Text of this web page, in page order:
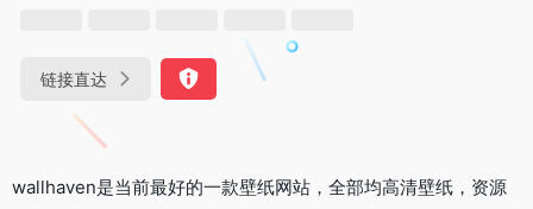
链接直达
wallhaven是当前最好的一款壁纸网站，全部均高清壁纸，资源